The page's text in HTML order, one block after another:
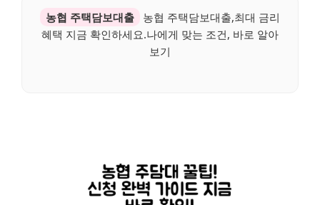
농협 주택담보대출
농협 주택담보대출,최대 금리
혜택 지금 확인하세요.나에게 맞는 조건, 바로 알아
보기